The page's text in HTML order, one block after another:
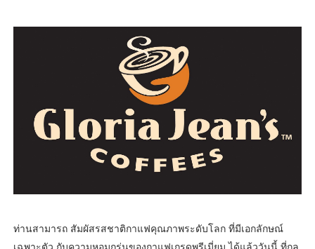
ท่านสามารถ สัมผัสรสชาติกาแฟคุณภาพระดับโลก ที่มีเอกลักษณ์